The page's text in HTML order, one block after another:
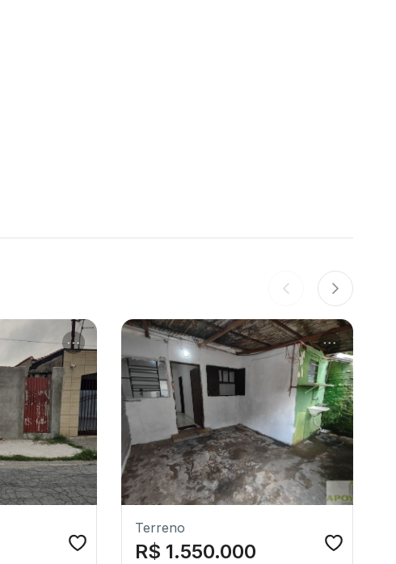
Terreno
R$ 1.550.000